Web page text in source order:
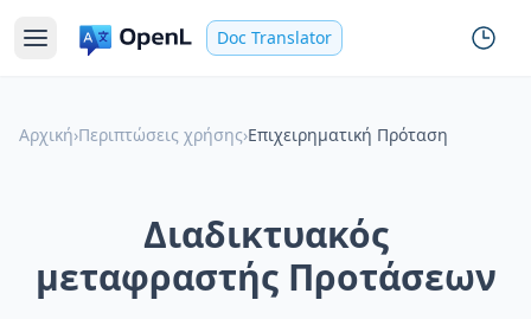
Doc Translator
Αρχική›Περιπτώσεις χρήσης›Επιχειρηματική Πρόταση
Διαδικτυακός
μεταφραστής Προτάσεων